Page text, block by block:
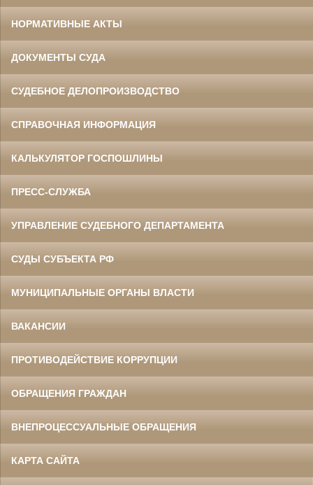
НОРМАТИВНЫЕ АКТЫ
ДОКУМЕНТЫ СУДА
СУДЕБНОЕ ДЕЛОПРОИЗВОДСТВО
СПРАВОЧНАЯ ИНФОРМАЦИЯ
КАЛЬКУЛЯТОР ГОСПОШЛИНЫ
ПРЕСС-СЛУЖБА
УПРАВЛЕНИЕ СУДЕБНОГО ДЕПАРТАМЕНТА
СУДЫ СУБЪЕКТА РФ
МУНИЦИПАЛЬНЫЕ ОРГАНЫ ВЛАСТИ
ВАКАНСИИ
ПРОТИВОДЕЙСТВИЕ КОРРУПЦИИ
ОБРАЩЕНИЯ ГРАЖДАН
ВНЕПРОЦЕССУАЛЬНЫЕ ОБРАЩЕНИЯ
КАРТА САЙТА